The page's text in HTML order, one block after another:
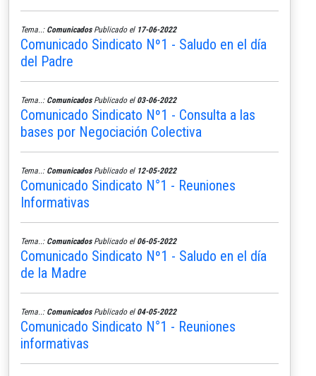
Tema..: ComunicadosPublicado el 17-06-2022
Comunicado Sindicato Nº1 - Saludo en el día
del Padre
Tema..: ComunicadosPublicado el 03-06-2022
Comunicado Sindicato Nº1 - Consulta a las
bases por Negociación Colectiva
Tema..: ComunicadosPublicado el 12-05-2022
Comunicado Sindicato N°1 - Reuniones
Informativas
Tema..: ComunicadosPublicado el 06-05-2022
Comunicado Sindicato Nº1 - Saludo en el día
de la Madre
Tema..: ComunicadosPublicado el 04-05-2022
Comunicado Sindicato N°1 - Reuniones
informativas